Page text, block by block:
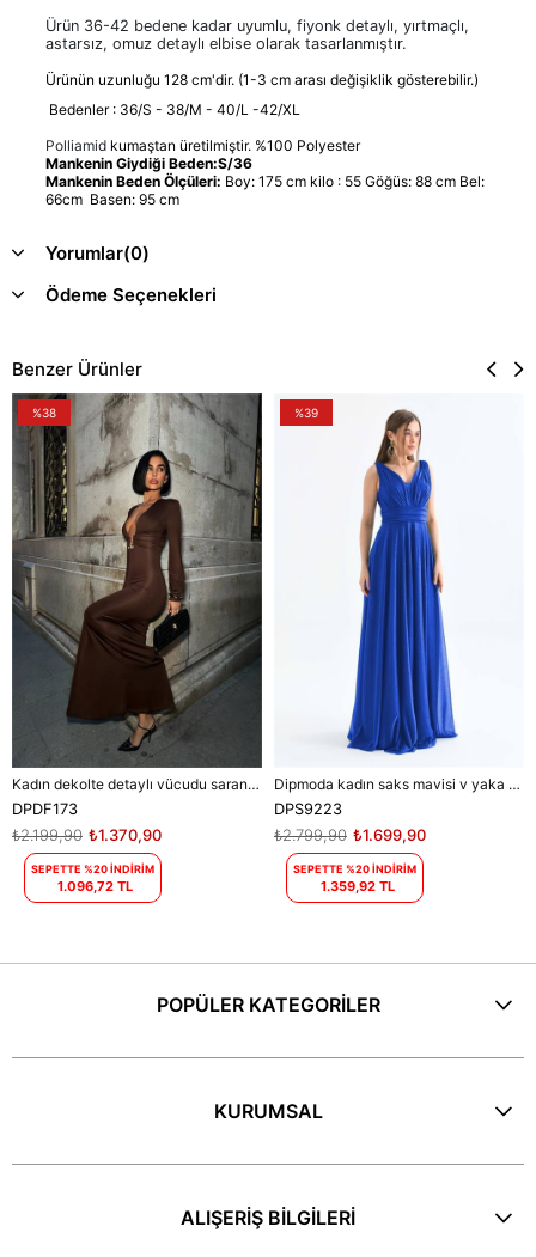
Ürün 36-42 bedene kadar uyumlu, fiyonk detaylı, yırtmaçlı,
astarsız, omuz detaylı elbise olarak tasarlanmıştır.
Ürünün uzunluğu 128 cm'dir. (1-3 cm arası değişiklik gösterebilir.)
Bedenler : 36/S - 38/M - 40/L -42/XL
Polliamid kumaştan üretilmiştir. %100 Polyester
Mankenin Giydiği Beden:S/36
Mankenin Beden Ölçüleri: Boy: 175 cm kilo : 55 Göğüs: 88 cm Bel:
66cm Basen: 95 cm
Yorumlar(0)
Ödeme Seçenekleri
Benzer Ürünler
Kadın dekolte detaylı vücudu saran maxi elbise DPDF173
DPDF173
₺1.370,90
₺2.199,90
SEPETTE %20 İNDİRİM
1.096,72 TL
%38
Dipmoda kadın saks mavisi v yaka simli tül abiye elbise DPS9223
DPS9223
₺1.699,90
₺2.799,90
SEPETTE %20 İNDİRİM
1.359,92 TL
%39
POPÜLER KATEGORİLER
KURUMSAL
ALIŞERİŞ BİLGİLERİ